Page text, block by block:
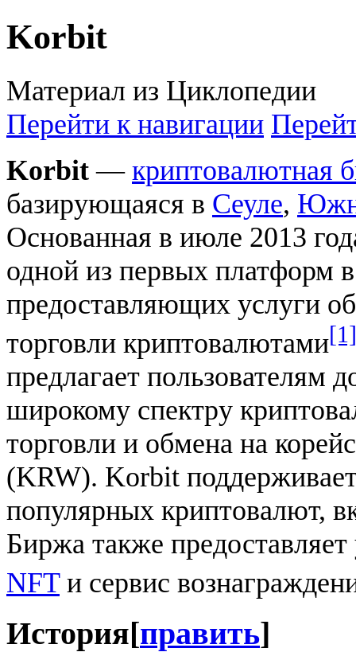
Korbit
Материал из Циклопедии
Перейти к навигации
Korbit — криптовалютная
базирующаяся в Сеуле,
Основанная в июле 2013
одной из первых платформ
предоставляющих услуги
торговли криптовалютами[1]
предлагает пользователям
широкому спектру
торговли и обмена на
(KRW). Korbit
популярных криптовалют,
Биржа также
NFTи сервис
История[править]